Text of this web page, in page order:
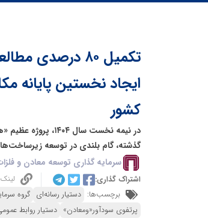
تکمیل ۸۰
ایجاد نخستین پایانه
کشور
گذشته، گام بلندی در توسعه
سرمایه گذاری توسعه معادن و
اشتراک گذاری:
برچسب‌ها: دستیار رسانه‌ای گروه
پرتفوی سودآور«ومعادن» دستیار روابط